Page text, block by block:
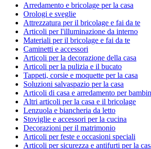
Arredamento e bricolage per la casa
Orologi e sveglie
Attrezzatura per il bricolage e fai da te
Articoli per l'illuminazione da interno
Materiali per il bricolage e fai da te
Caminetti e accessori
Articoli per la decorazione della casa
Articoli per la pulizia e il bucato
Tappeti, corsie e moquette per la casa
Soluzioni salvaspazio per la casa
Articoli di casa e arredamento per
Altri articoli per la casa e il bricolage
Lenzuola e biancheria da letto
Stoviglie e accessori per la cucina
Decorazioni per il matrimonio
Articoli per feste e occasioni speciali
Articoli per sicurezza e antifurti per la